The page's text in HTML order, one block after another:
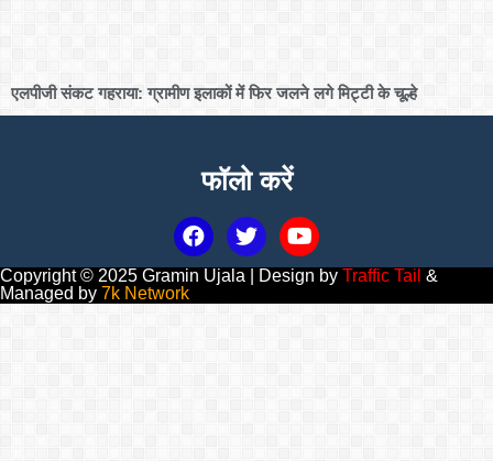
एलपीजी संकट गहराया: ग्रामीण इलाकों में फिर जलने लगे मिट्टी के चूल्हे
फॉलो करें
Copyright © 2025 Gramin Ujala | Design by Traffic Tail &
Managed by 7k Network